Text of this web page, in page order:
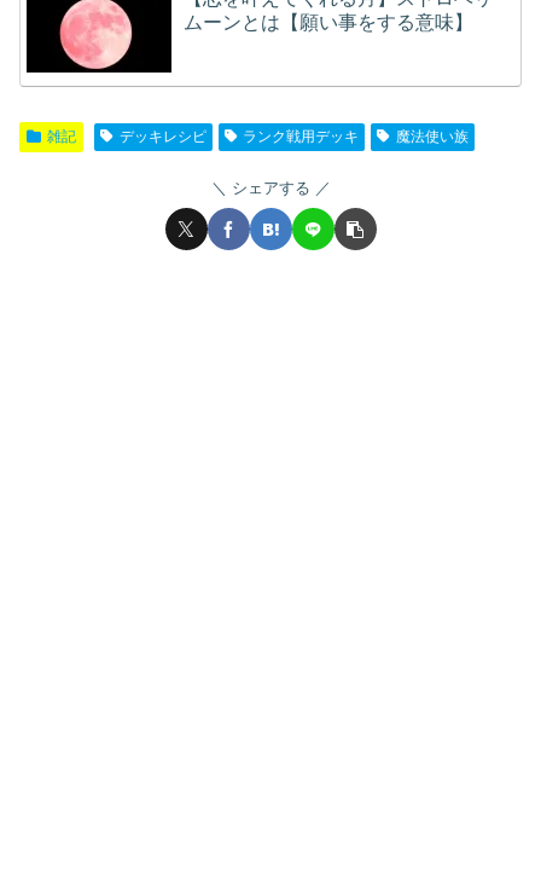
ムーンとは【願い事をする意味】
雑記 デッキレシピ ランク戦用デッキ 魔法使い族
シェアする